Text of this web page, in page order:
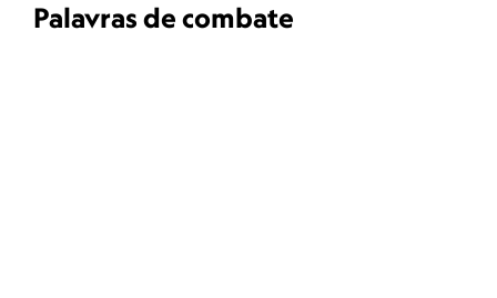
Palavras de combate